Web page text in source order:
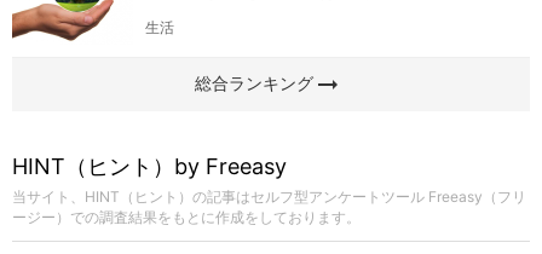
生活
総合ランキングarrow_right_alt
HINT（ヒント）by Freeasy
当サイト、HINT（ヒント）の記事はセルフ型アンケートツール Freeasy（フリ
ージー）での調査結果をもとに作成をしております。